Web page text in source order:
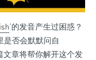
’的发音产生过困惑？
是否会默默问自
文章将帮你解开这个发